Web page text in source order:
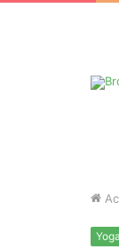
Yoga